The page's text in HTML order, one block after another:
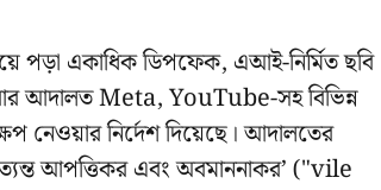
পড়া একাধিক ডিপফেক, এআই-নির্মিত ছবি
আদালত Meta, YouTube-সহ বিভিন্ন
নেওয়ার নির্দেশ দিয়েছে। আদালতের
আপত্তিকর এবং অবমাননাকর’ ("vile